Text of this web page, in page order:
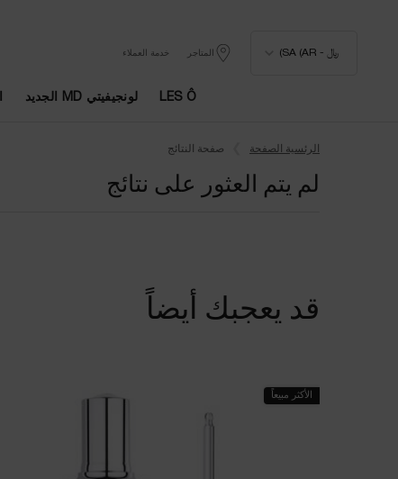
﷼ - SA (AR) المتاجر خدمة العملاء
LES Ô لونجيفيتي MD الجديد
الرئسية الصفحة
صفحة النتائج
لم يتم العثور على نتائج
قد يعجبك أيضاً
الأكثر مبيعاً